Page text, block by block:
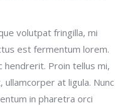
volutpat fringilla, mi
est fermentum lorem.
hendrerit. Proin tellus mi,
at ligula. Nunc
in pharetra orci